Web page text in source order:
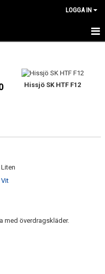
LOGGA IN
Hissjö SK HTF F12
med överdragskläder.